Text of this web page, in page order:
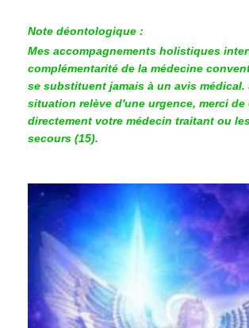
Note déontologique :
Mes accompagnements holistiques
complémentarité de la médecine
se substituent jamais à un avis médical.
situation relève d'une urgence, merci de
directement votre médecin traitant ou
secours (15).